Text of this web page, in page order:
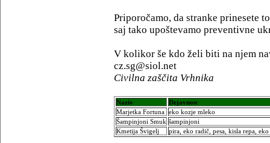
Priporočamo, da stranke prinesete
saj tako upoštevamo preventivne
V kolikor še kdo želi biti na njem
cz.sg@siol.net
Civilna zaščita Vrhnika
Naziv Dejavnost
Marjetka Fortuna eko kozje mleko
Šampinjoni Smuk šampinjoni
Kmetija Švigelj
pira, eko radič, pesa, kisla repa,